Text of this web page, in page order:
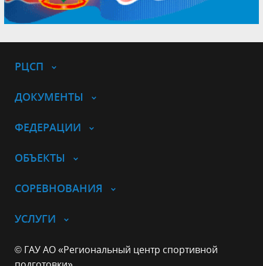
РЦСП
ДОКУМЕНТЫ
ФЕДЕРАЦИИ
ОБЪЕКТЫ
СОРЕВНОВАНИЯ
УСЛУГИ
© ГАУ АО «Региональный центр спортивной